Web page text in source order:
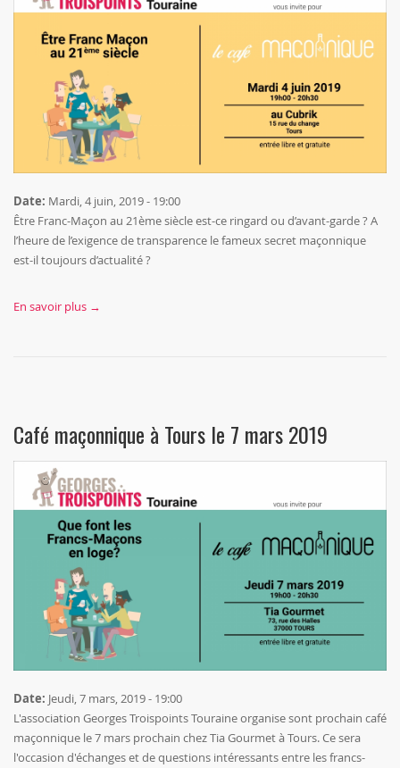
Date: Mardi, 4 juin, 2019 - 19:00
Être Franc-Maçon au 21ème siècle est-ce ringard ou d’avant-garde ? A
l’heure de l’exigence de transparence le fameux secret maçonnique
est-il toujours d’actualité ?
En savoir plus →
Café maçonnique à Tours le 7 mars 2019
Date: Jeudi, 7 mars, 2019 - 19:00
L'association Georges Troispoints Touraine organise sont prochain café
maçonnique le 7 mars prochain chez Tia Gourmet à Tours. Ce sera
l'occasion d'échanges et de questions intéressants entre les francs-